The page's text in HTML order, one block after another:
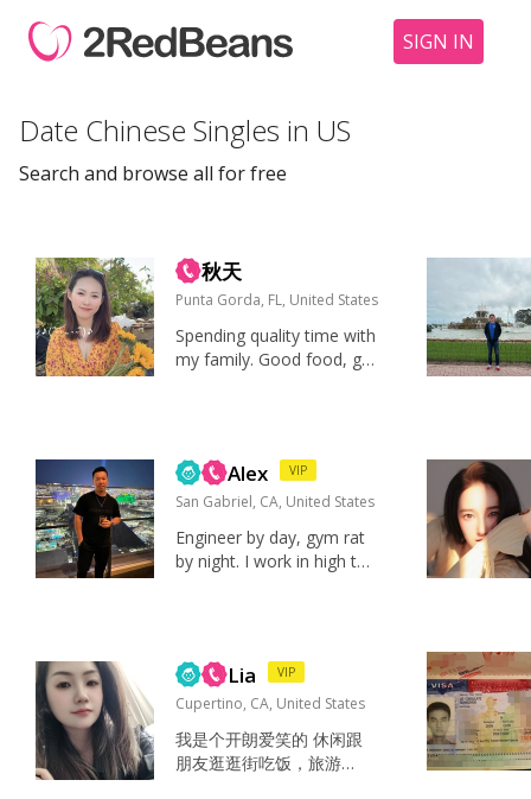
SIGN IN
Date Chinese Singles in US
Search and browse all for free
秋天
Punta Gorda, FL, United States
Spending quality time with
my family. Good food, go
to check my phone. 家
人、健康、幽默感、好奇
心、稳定的生...
Alex VIP
San Gabriel, CA, United States
Engineer by day, gym rat
by night. I work in high tec
arry and hopefully can set
tle ...
Lia VIP
Cupertino, CA, United States
我是个开朗爱笑的 休闲跟
朋友逛逛街吃饭，旅游，